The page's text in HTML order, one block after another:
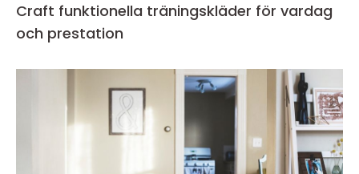
Craft funktionella träningskläder för vardag
och prestation